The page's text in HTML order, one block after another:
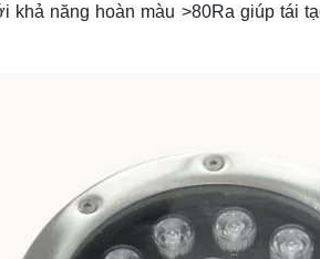
khả năng hoàn màu >80Ra giúp tái